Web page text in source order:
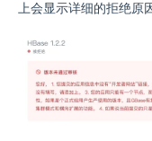
上会显示详细的拒绝原